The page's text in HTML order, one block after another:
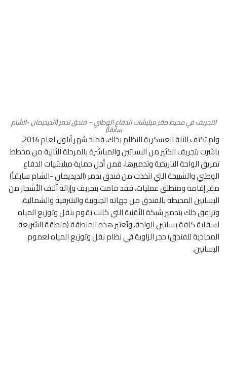
التجريف في محيط مقر ميليشات الدفاع الوطني – فندق تدمر (الديديمان -الشام
سابقاً)
ولم تكتفِ الآلة العسكرية للنظام بذلك، فمنذ شهر أيلول لعام 2014،
باشرت بتجريف الكثير من البساتين والمباشرة بالمرحلة الثانية من مخطط
تمزيق الواحة التاريخية وتدميرها، فمن أجل حماية ميليشيات الدفاع
الوطني والشبيحة التي اتخذت من فندق تدمر (الديديمان -الشام سابقاً)
مقر إقامة ومنطلق عمليات، فقد قامت بتجريف وإزالة آلاف الأشجار من
البساتين المحيطة بالفندق من جهاته الجنوبية والشرقية والشمالية،
وترافق ذلك بتدمير شبكة الأقنية التي كانت تقوم بنقل وتوزيع المياه
لسقاية كافة بساتين الواحة، وتُعتبر هذه المنطقة (منطقة الشريعة
المحاذية للفندق) حجر الزاوية في نظام نقل وتوزيع المياه لعموم
البساتين.